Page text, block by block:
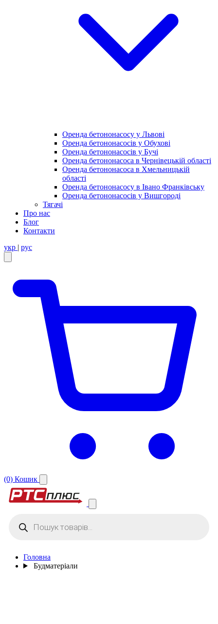
Оренда бетононасосу у Львові
Оренда бетононасосів у Обухові
Оренда бетононасосів у Бучі
Оренда бетононасоса в Чернівецькій області
Оренда бетононасоса в Хмельницькій
області
Оренда бетононасосу в Івано Франківську
Оренда бетононасосів у Вишгороді
Тягачі
Про нас
Блог
Контакти
укр | рус
(0) Кошик
search
Головна
Будматеріали